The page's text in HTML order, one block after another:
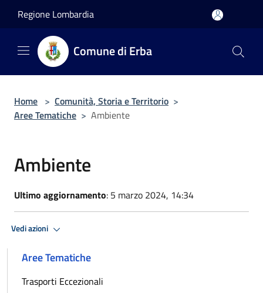
Regione Lombardia
Comune di Erba
Home > Comunità, Storia e Territorio >
Aree Tematiche > Ambiente
Ambiente
Ultimo aggiornamento: 5 marzo 2024, 14:34
Vedi azioni
Aree Tematiche
Trasporti Eccezionali